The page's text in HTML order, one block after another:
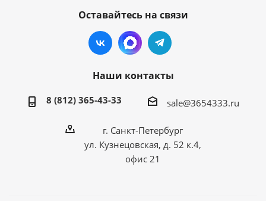
Оставайтесь на связи
Наши контакты
8 (812) 365-43-33 sale@3654333.ru
г. Санкт-Петербург
ул. Кузнецовская, д. 52 к.4,
офис 21